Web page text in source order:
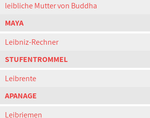
leibliche Mutter von Buddha
MAYA
Leibniz-Rechner
STUFENTROMMEL
Leibrente
APANAGE
Leibriemen